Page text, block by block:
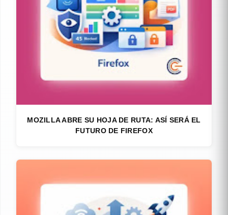
MOZILLA ABRE SU HOJA DE RUTA: ASÍ SERÁ EL
FUTURO DE FIREFOX